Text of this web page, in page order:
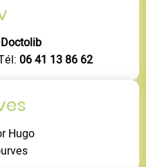
06 41 13 86 62
Hugo